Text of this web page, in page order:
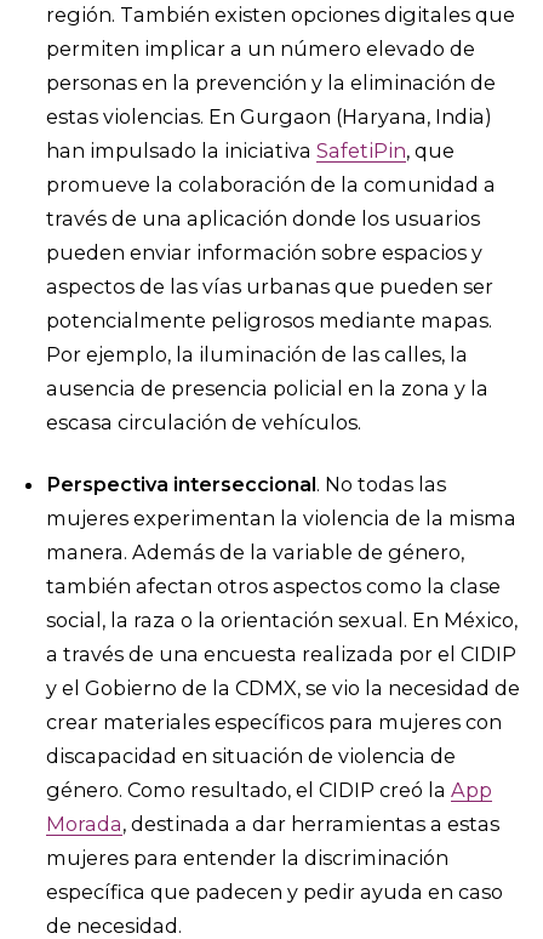
región. También existen opciones digitales que
permiten implicar a un número elevado de
personas en la prevención y la eliminación de
estas violencias. En Gurgaon (Haryana, India)
han impulsado la iniciativa SafetiPin, que
promueve la colaboración de la comunidad a
través de una aplicación donde los usuarios
pueden enviar información sobre espacios y
aspectos de las vías urbanas que pueden ser
potencialmente peligrosos mediante mapas.
Por ejemplo, la iluminación de las calles, la
ausencia de presencia policial en la zona y la
escasa circulación de vehículos.
Perspectiva interseccional. No todas las
mujeres experimentan la violencia de la misma
manera. Además de la variable de género,
también afectan otros aspectos como la clase
social, la raza o la orientación sexual. En México,
a través de una encuesta realizada por el CIDIP
y el Gobierno de la CDMX, se vio la necesidad de
crear materiales específicos para mujeres con
discapacidad en situación de violencia de
género. Como resultado, el CIDIP creó la App
Morada, destinada a dar herramientas a estas
mujeres para entender la discriminación
específica que padecen y pedir ayuda en caso
de necesidad.